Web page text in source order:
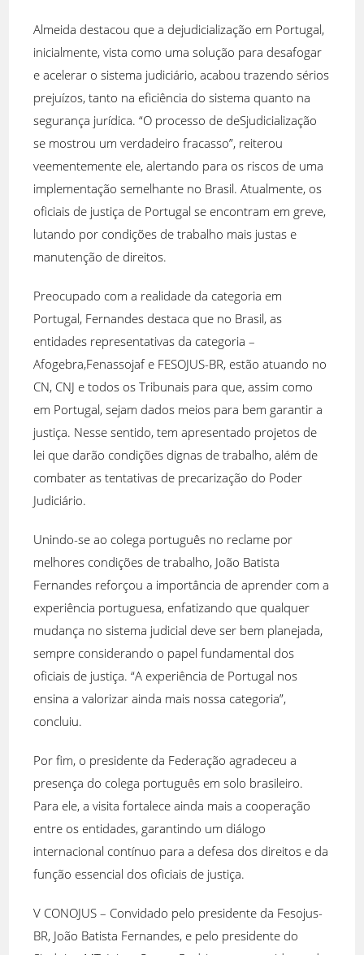
Almeida destacou que a dejudicialização em Portugal,
inicialmente, vista como uma solução para desafogar
e acelerar o sistema judiciário, acabou trazendo sérios
prejuízos, tanto na eficiência do sistema quanto na
segurança jurídica. “O processo de deSjudicialização
se mostrou um verdadeiro fracasso”, reiterou
veementemente ele, alertando para os riscos de uma
implementação semelhante no Brasil. Atualmente, os
oficiais de justiça de Portugal se encontram em greve,
lutando por condições de trabalho mais justas e
manutenção de direitos.
Preocupado com a realidade da categoria em
Portugal, Fernandes destaca que no Brasil, as
entidades representativas da categoria –
Afogebra,Fenassojaf e FESOJUS-BR, estão atuando no
CN, CNJ e todos os Tribunais para que, assim como
em Portugal, sejam dados meios para bem garantir a
justiça. Nesse sentido, tem apresentado projetos de
lei que darão condições dignas de trabalho, além de
combater as tentativas de precarização do Poder
Judiciário.
Unindo-se ao colega português no reclame por
melhores condições de trabalho, João Batista
Fernandes reforçou a importância de aprender com a
experiência portuguesa, enfatizando que qualquer
mudança no sistema judicial deve ser bem planejada,
sempre considerando o papel fundamental dos
oficiais de justiça. “A experiência de Portugal nos
ensina a valorizar ainda mais nossa categoria”,
concluiu.
Por fim, o presidente da Federação agradeceu a
presença do colega português em solo brasileiro.
Para ele, a visita fortalece ainda mais a cooperação
entre os entidades, garantindo um diálogo
internacional contínuo para a defesa dos direitos e da
função essencial dos oficiais de justiça.
V CONOJUS – Convidado pelo presidente da Fesojus-
BR, João Batista Fernandes, e pelo presidente do